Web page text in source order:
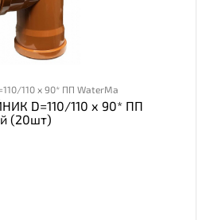
110 х 90* ПП WaterMa
D=110/110 х 90* ПП
(20шт)